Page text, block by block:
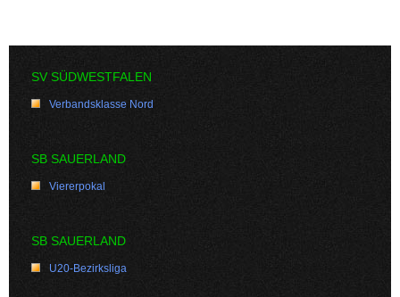
SV SÜDWESTFALEN
Verbandsklasse Nord
SB SAUERLAND
Viererpokal
SB SAUERLAND
U20-Bezirksliga